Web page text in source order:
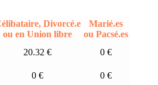
Divorcé.e
ou en Union libre
Marié.es
ou Pacsé.es
20.32 €
0 €
0 €
0 €